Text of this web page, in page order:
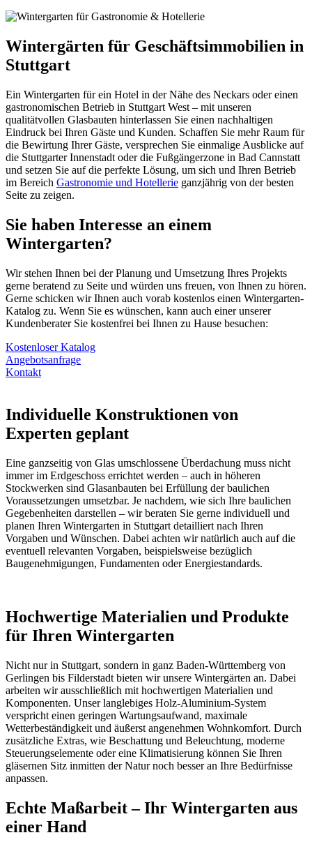
Wintergärten für Geschäftsimmobilien in
Stuttgart
Ein Wintergarten für ein Hotel in der Nähe des Neckars oder einen
gastronomischen Betrieb in Stuttgart West – mit unseren
qualitätvollen Glasbauten hinterlassen Sie einen nachhaltigen
Eindruck bei Ihren Gäste und Kunden. Schaffen Sie mehr Raum für
die Bewirtung Ihrer Gäste, versprechen Sie einmalige Ausblicke auf
die Stuttgarter Innenstadt oder die Fußgängerzone in Bad Cannstatt
und setzen Sie auf die perfekte Lösung, um sich und Ihren Betrieb
im Bereich Gastronomie und Hotellerie ganzjährig von der besten
Seite zu zeigen.
Sie haben Interesse an einem
Wintergarten?
Wir stehen Ihnen bei der Planung und Umsetzung Ihres Projekts
gerne beratend zu Seite und würden uns freuen, von Ihnen zu hören.
Gerne schicken wir Ihnen auch vorab kostenlos einen Wintergarten-
Katalog zu. Wenn Sie es wünschen, kann auch einer unserer
Kundenberater Sie kostenfrei bei Ihnen zu Hause besuchen:
Kostenloser Katalog
Angebotsanfrage
Kontakt
Individuelle Konstruktionen von
Experten geplant
Eine ganzseitig von Glas umschlossene Überdachung muss nicht
immer im Erdgeschoss errichtet werden – auch in höheren
Stockwerken sind Glasanbauten bei Erfüllung der baulichen
Voraussetzungen umsetzbar. Je nachdem, wie sich Ihre baulichen
Gegebenheiten darstellen – wir beraten Sie gerne individuell und
planen Ihren Wintergarten in Stuttgart detailliert nach Ihren
Vorgaben und Wünschen. Dabei achten wir natürlich auch auf die
eventuell relevanten Vorgaben, beispielsweise bezüglich
Baugenehmigungen, Fundamenten oder Energiestandards.
Hochwertige Materialien und Produkte
für Ihren Wintergarten
Nicht nur in Stuttgart, sondern in ganz Baden-Württemberg von
Gerlingen bis Filderstadt bieten wir unsere Wintergärten an. Dabei
arbeiten wir ausschließlich mit hochwertigen Materialien und
Komponenten. Unser langlebiges Holz-Aluminium-System
verspricht einen geringen Wartungsaufwand, maximale
Wetterbeständigkeit und äußerst angenehmen Wohnkomfort. Durch
zusätzliche Extras, wie Beschattung und Beleuchtung, moderne
Steuerungselemente oder eine Klimatisierung können Sie Ihren
gläsernen Sitz inmitten der Natur noch besser an Ihre Bedürfnisse
anpassen.
Echte Maßarbeit – Ihr Wintergarten aus
einer Hand